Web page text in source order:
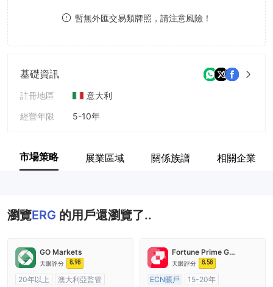
暫無外匯交易類牌照，請注意風險！
基礎資訊
註冊地區
意大利
經營年限
5-10年
市場策略 展業區域 關係族譜 相關企業
瀏覽ERG 的用戶還瀏覽了..
GO Markets
天眼評分 8.98
20年以上
澳大利亞監管
Fortune Prime Global
天眼評分 8.58
ECN賬戶
15-20年